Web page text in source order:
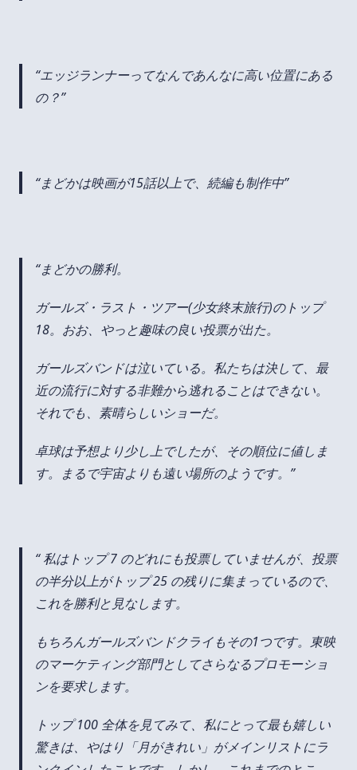
エッジランナーってなんであんなに高い位置にある
の？
まどかは映画が15話以上で、続編も制作中
まどかの勝利。
ガールズ・ラスト・ツアー(少女終末旅行)のトップ
18。おお、やっと趣味の良い投票が出た。
ガールズバンドは泣いている。私たちは決して、最
近の流行に対する非難から逃れることはできない。
それでも、素晴らしいショーだ。
卓球は予想より少し上でしたが、その順位に値しま
す。まるで宇宙よりも遠い場所のようです。
私はトップ 7 のどれにも投票していませんが、投票
の半分以上がトップ 25 の残りに集まっているので、
これを勝利と見なします。
もちろんガールズバンドクライもその1つです。東映
のマーケティング部門としてさらなるプロモーショ
ンを要求します。
トップ 100 全体を見てみて、私にとって最も嬉しい
驚きは、やはり「月がきれい」がメインリストにラ